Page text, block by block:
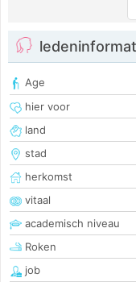
Age
hier voor
land
stad
herkomst
vitaal
academisch niveau
Roken
job